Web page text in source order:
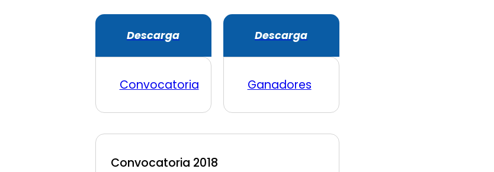
Descarga
Convocatoria
Descarga
Ganadores
Convocatoria 2018